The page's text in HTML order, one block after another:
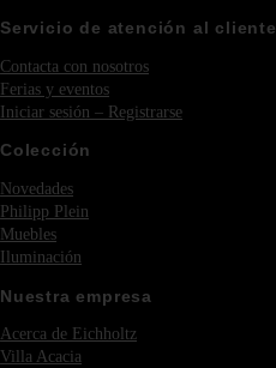
Servicio de atención al cliente
Contacta con nosotros
Ferias y eventos
Iniciar sesión – Registrarse
Colección
Novedades
Philipp Plein
Muebles
Iluminación
Nuestra empresa
Acerca de Eichholtz
Villa Acacia